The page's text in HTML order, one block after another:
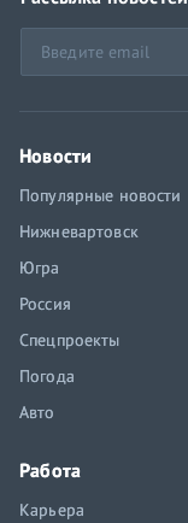
Новости
Популярные новости
Нижневартовск
Югра
Россия
Спецпроекты
Погода
Авто
Работа
Карьера